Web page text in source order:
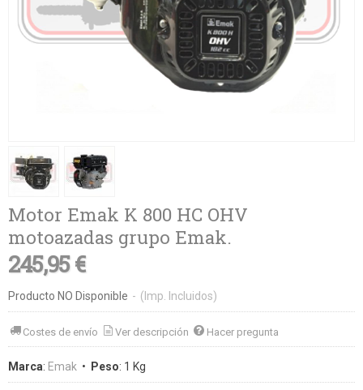
Motor Emak K 800 HC OHV
motoazadas grupo Emak.
245,95 €
Producto NO Disponible - (Imp. Incluidos)
Costes de envío Ver descripción Hacer pregunta
Marca: Emak • Peso: 1 Kg